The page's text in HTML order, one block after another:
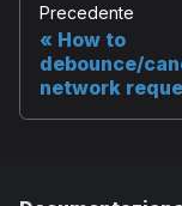
Precedente
How to
debounce/
network